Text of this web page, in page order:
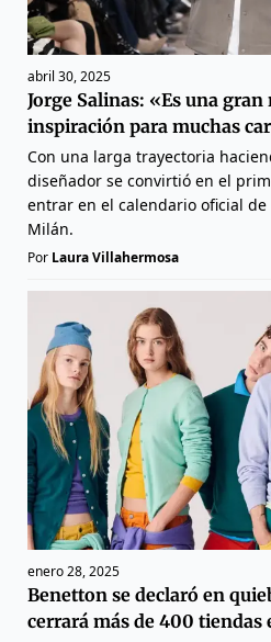
abril 30, 2025
Jorge Salinas: «Es una
inspiración para muchas
Con una larga trayectoria
diseñador se convirtió en el
entrar en el calendario oficial
Milán.
Por Laura Villahermosa
enero 28, 2025
Benetton se declaró en
cerrará más de 400 tiendas